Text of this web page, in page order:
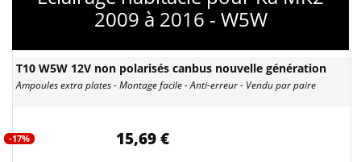
2009 à 2016 - W5W
T10 W5W 12V non polarisés canbus nouvelle génération
Ampoules extra plates - Montage facile - Anti-erreur - Vendu par paire
-17% 15,69 €